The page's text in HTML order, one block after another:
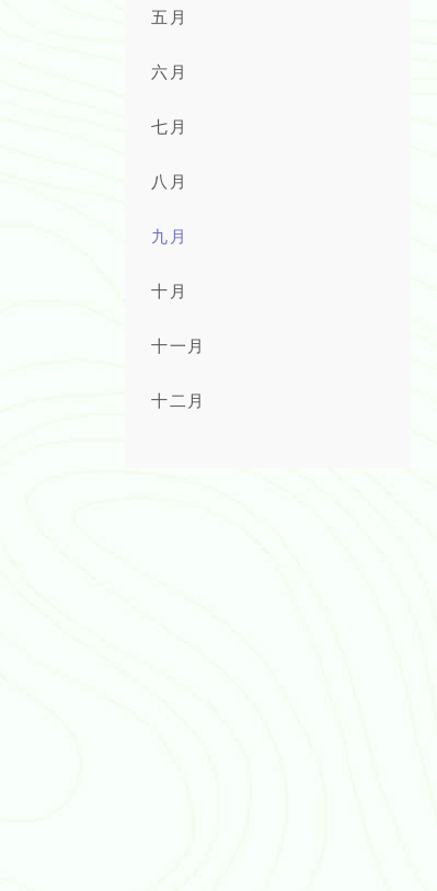
五月
六月
七月
八月
九月
十月
十一月
十二月